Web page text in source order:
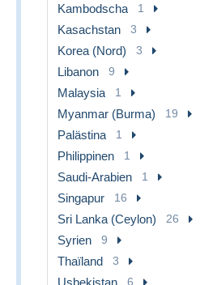
Kambodscha 1
Kasachstan 3
Korea (Nord) 3
Libanon 9
Malaysia 1
Myanmar (Burma) 19
Palästina 1
Philippinen 1
Saudi-Arabien 1
Singapur 16
Sri Lanka (Ceylon) 26
Syrien 9
Thaïland 3
Usbekistan 6